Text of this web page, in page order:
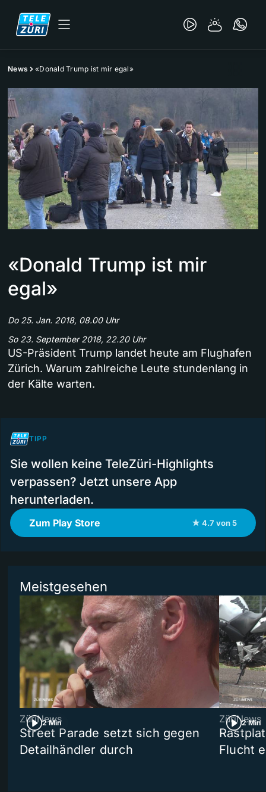
News «Donald Trump ist mir egal»
«Donald Trump ist mir
egal»
Do 25. Jan. 2018, 08.00 Uhr
So 23. September 2018, 22.20 Uhr
US-Präsident Trump landet heute am Flughafen
Zürich. Warum zahlreiche Leute stundenlang in
der Kälte warten.
TIPP
Sie wollen keine TeleZüri-Highlights
verpassen? Jetzt unsere App
herunterladen.
Zum Play Store ★ 4.7 von 5
Meistgesehen
2 Min
ZüriNews
Street Parade setzt sich gegen
Detailhändler durch
2 Min
ZüriNews
Flucht